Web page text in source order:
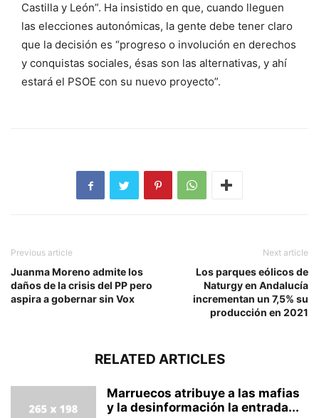
Castilla y León”. Ha insistido en que, cuando lleguen
las elecciones autonómicas, la gente debe tener claro
que la decisión es “progreso o involución en derechos
y conquistas sociales, ésas son las alternativas, y ahí
estará el PSOE con su nuevo proyecto”.
Previous article
Juanma Moreno admite los
daños de la crisis del PP pero
aspira a gobernar sin Vox
Next article
Los parques eólicos de
Naturgy en Andalucía
incrementan un 7,5% su
producción en 2021
RELATED ARTICLES
Marruecos atribuye a las mafias
y la desinformación la entrada...